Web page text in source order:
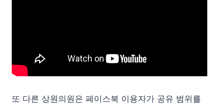
또 다른 상원의원은 페이스북 이용자가 공유 범위를